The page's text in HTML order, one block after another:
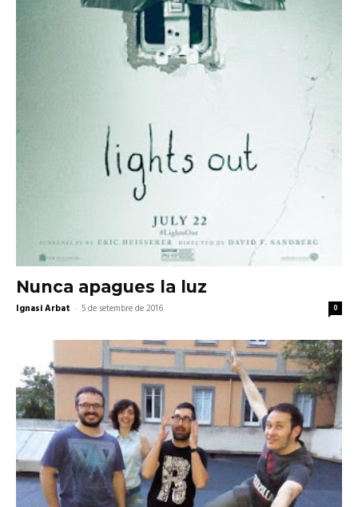
Nunca apagues la luz
Ignasi Arbat - 5 de setembre de 2016 0